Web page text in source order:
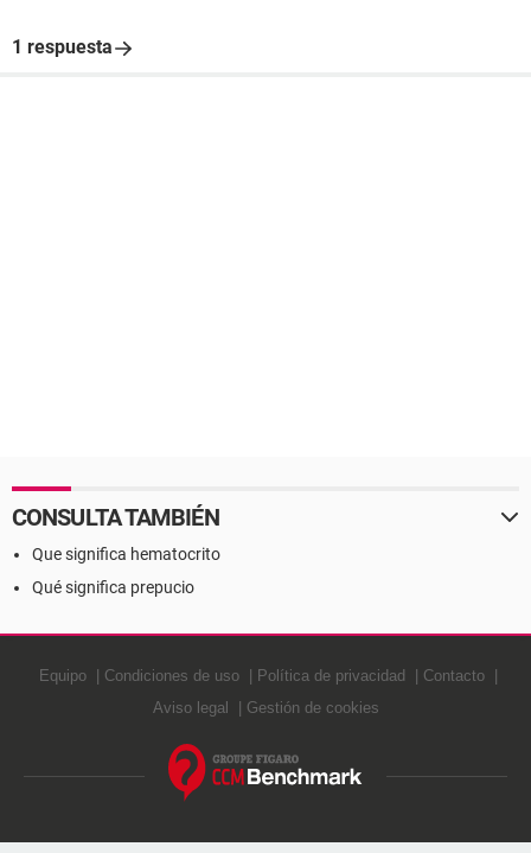
1 respuesta
CONSULTA TAMBIÉN
Que significa hematocrito
Qué significa prepucio
Equipo Condiciones de uso Política de privacidad
Contacto
Aviso legal
Gestión de cookies